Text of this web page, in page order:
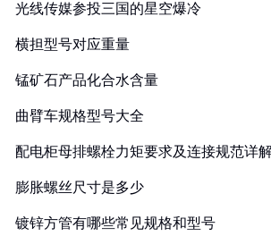
光线传媒参投三国的星空爆冷
横担型号对应重量
锰矿石产品化合水含量
曲臂车规格型号大全
配电柜母排螺栓力矩要求及连接规范详
膨胀螺丝尺寸是多少
镀锌方管有哪些常见规格和型号